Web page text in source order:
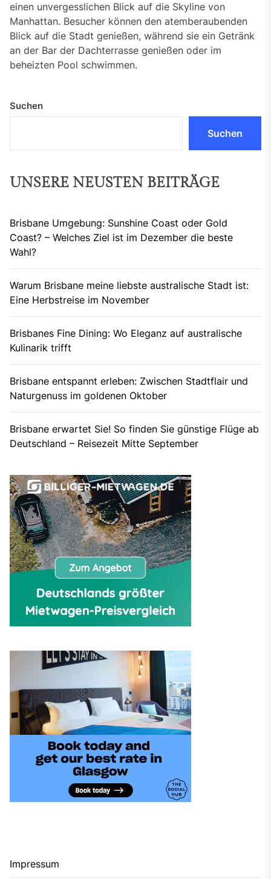
einen unvergesslichen Blick auf die Skyline von
Manhattan. Besucher können den atemberaubenden
Blick auf die Stadt genießen, während sie ein Getränk
an der Bar der Dachterrasse genießen oder im
beheizten Pool schwimmen.
Suchen
Suchen
UNSERE NEUSTEN BEITRÄGE
Brisbane Umgebung: Sunshine Coast oder Gold
Coast? – Welches Ziel ist im Dezember die beste
Wahl?
Warum Brisbane meine liebste australische Stadt ist:
Eine Herbstreise im November
Brisbanes Fine Dining: Wo Eleganz auf australische
Kulinarik trifft
Brisbane entspannt erleben: Zwischen Stadtflair und
Naturgenuss im goldenen Oktober
Brisbane erwartet Sie! So finden Sie günstige Flüge ab
Deutschland – Reisezeit Mitte September
Impressum